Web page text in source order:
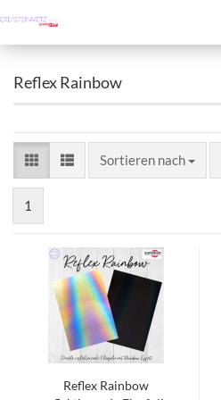
Reflex Rainbow
Sortieren nach
Sortieren nach
1
Reflex Rainbow